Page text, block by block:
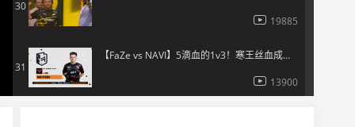
30
19885
31
【FaZe vs NAVI】5滴血的1v3！寒王丝血成功拿下残局
13900